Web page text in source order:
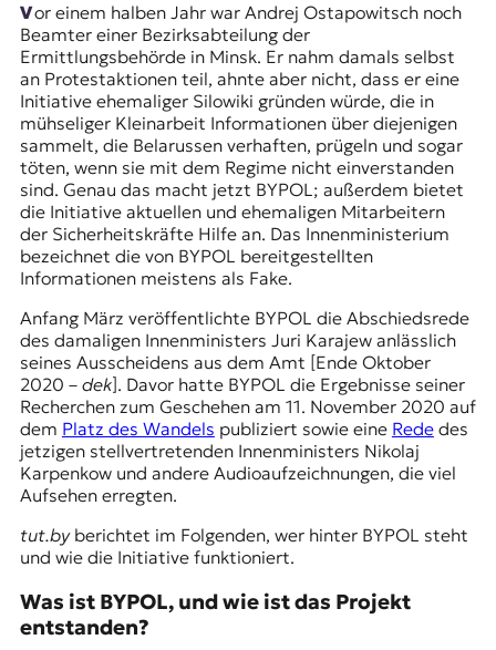
l
s
m
u
s
u
n
d
M
e
d
n
k
o
m
p
e
t
e
n
z
z
u
O
s
t
Vor einem halben Jahr war Andrej Ostapowitsch noch
Beamter einer Bezirksabteilung der
Ermittlungsbehörde in Minsk. Er nahm damals selbst
an Protestaktionen teil, ahnte aber nicht, dass er eine
Initiative ehemaliger Silowiki gründen würde, die in
mühseliger Kleinarbeit Informationen über diejenigen
sammelt, die Belarussen verhaften, prügeln und sogar
töten, wenn sie mit dem Regime nicht einverstanden
sind. Genau das macht jetzt BYPOL; außerdem bietet
die Initiative aktuellen und ehemaligen Mitarbeitern
der Sicherheitskräfte Hilfe an. Das Innenministerium
bezeichnet die von BYPOL bereitgestellten
Informationen meistens als Fake.
Anfang März veröffentlichte BYPOL die Abschiedsrede
des damaligen Innenministers Juri Karajew anlässlich
seines Ausscheidens aus dem Amt [Ende Oktober
2020 – dek]. Davor hatte BYPOL die Ergebnisse seiner
Recherchenzum Geschehen am 11. November 2020 auf
dem Platz des Wandels publiziert sowie eine Rededes
jetzigen stellvertretenden Innenministers Nikolaj
Karpenkow und andere Audioaufzeichnungen, die viel
Aufsehen erregten.
tut.by berichtet im Folgenden, wer hinter BYPOL steht
und wie die Initiative funktioniert.
Was ist BYPOL, und wie ist das Projekt
entstanden?